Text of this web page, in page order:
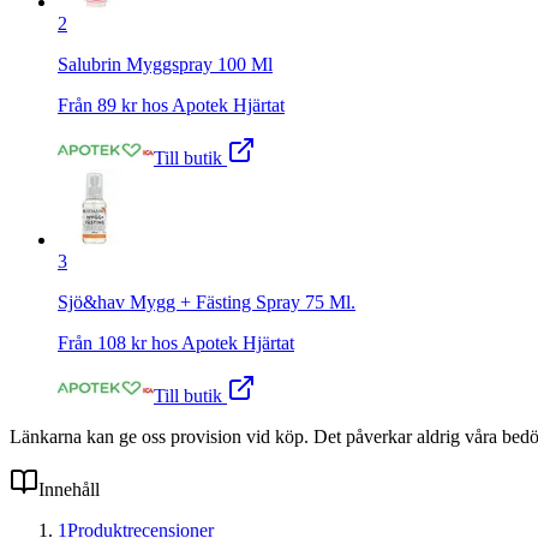
2
Salubrin Myggspray 100 Ml
Från 89 kr hos Apotek Hjärtat
Till butik
3
Sjö&hav Mygg + Fästing Spray 75 Ml.
Från 108 kr hos Apotek Hjärtat
Till butik
Länkarna kan ge oss provision vid köp. Det påverkar aldrig våra
Innehåll
1Produktrecensioner